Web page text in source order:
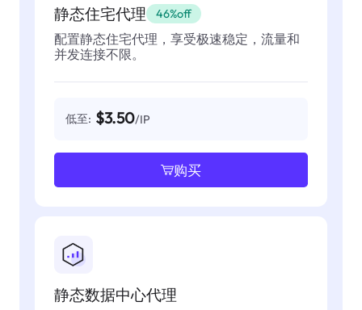
静态住宅代理 46%off
配置静态住宅代理，享受极速稳定，流量和
并发连接不限。
低至: $3.50/IP
购买
静态数据中心代理